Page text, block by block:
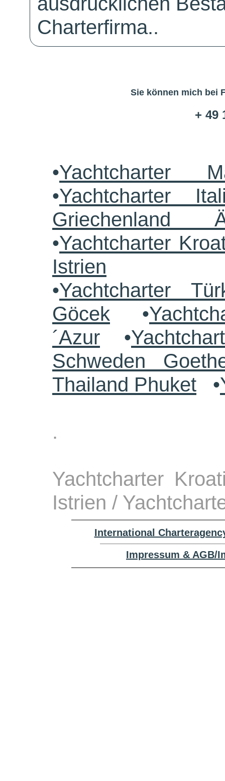
Charterfirma..
Sie können mich bei
+ 49
•Yachtcharter
•Yachtcharter
Griechenland
•Yachtcharter
Istrien
•Yachtcharter
Göcek •
´Azur •
Schweden
Thailand Phuket •
.
Yachtcharter
Istrien /
International
Impressum & AGB/